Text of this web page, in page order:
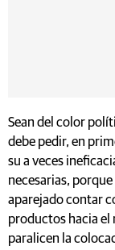
Sean del color
debe pedir, en
su a veces
necesarias,
aparejado contar
productos hacia el
paralicen la